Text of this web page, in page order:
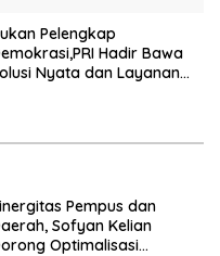
Pelengkap
Hadir Bawa
Nyata dan Layanan
Pempus dan
Sofyan Kelian
Optimalisasi